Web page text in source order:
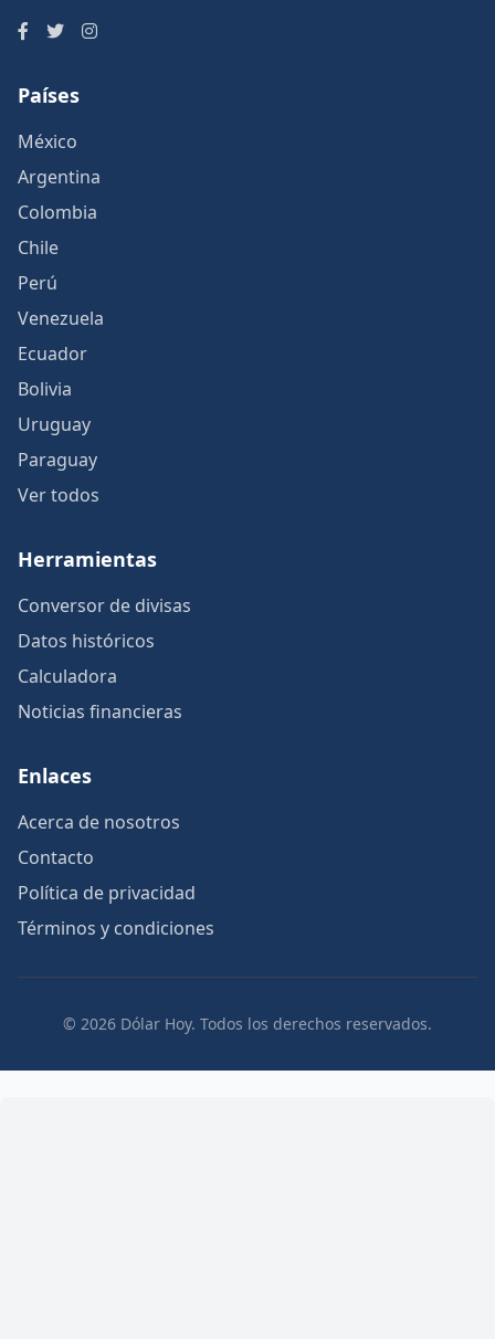
Países
México
Argentina
Colombia
Chile
Perú
Venezuela
Ecuador
Bolivia
Uruguay
Paraguay
Ver todos
Herramientas
Conversor de divisas
Datos históricos
Calculadora
Noticias financieras
Enlaces
Acerca de nosotros
Contacto
Política de privacidad
Términos y condiciones
© 2026 Dólar Hoy. Todos los derechos reservados.